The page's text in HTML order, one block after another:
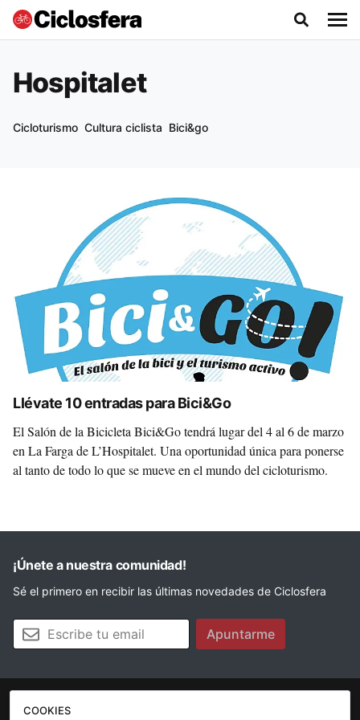
Hospitalet
Cicloturismo Cultura ciclista Bici&go
Llévate 10 entradas para Bici&Go
El Salón de la Bicicleta Bici&Go tendrá lugar del 4 al 6 de marzo
en La Farga de L’Hospitalet. Una oportunidad única para ponerse
al tanto de todo lo que se mueve en el mundo del cicloturismo.
¡Únete a nuestra comunidad!
Sé el primero en recibir las últimas novedades de Ciclosfera
Tu email Apuntarme
La revista
COOKIES